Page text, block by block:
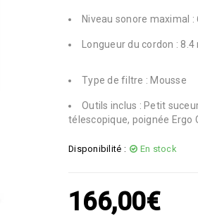
Niveau sonore maximal :
Longueur du cordon : 8.4
Type de filtre : Mousse
Outils inclus : Petit
télescopique, poignée Ergo
Disponibilité : En stock
166,00€